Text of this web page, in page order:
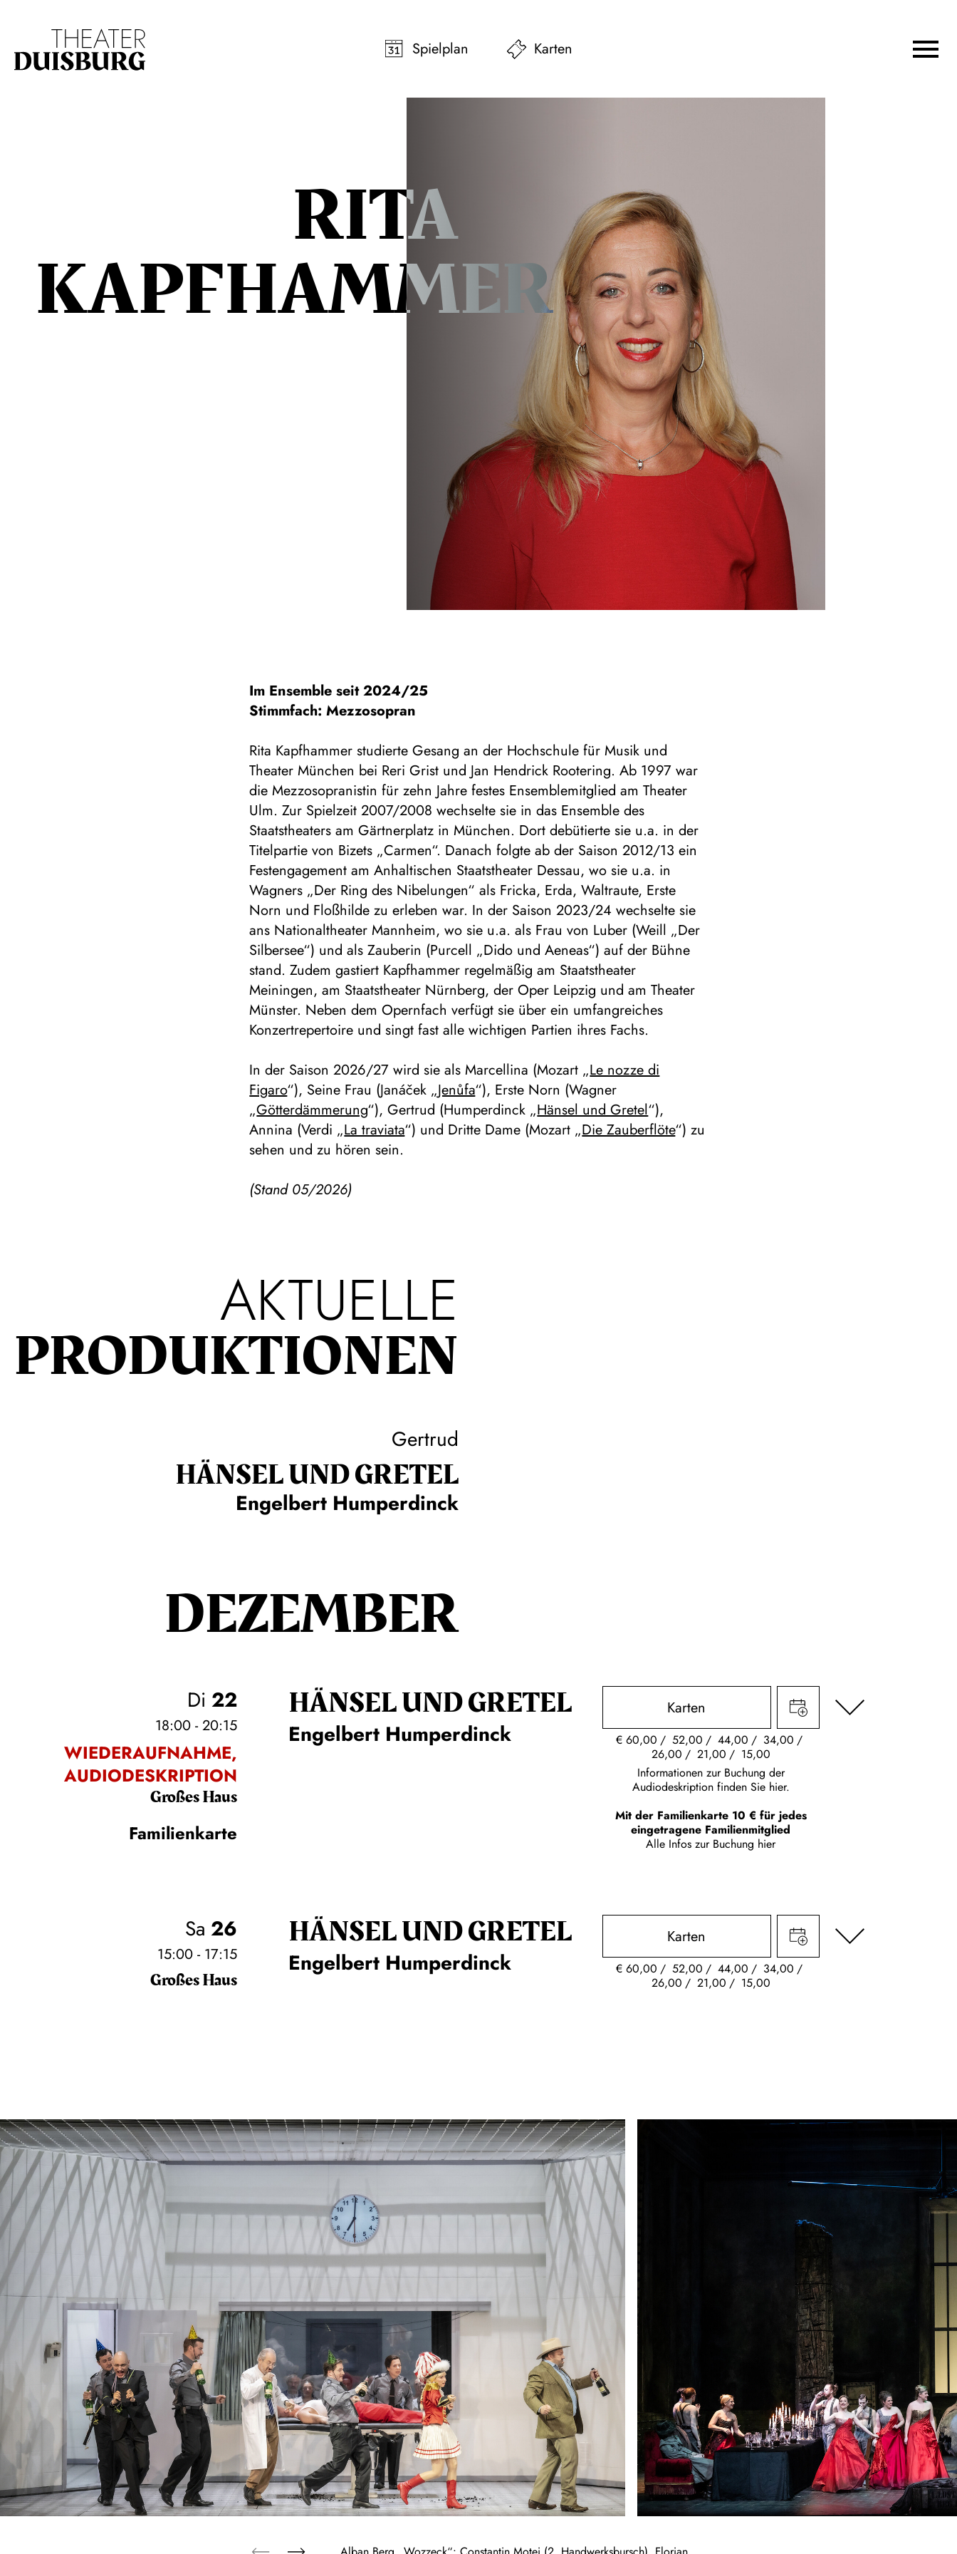
Spielplan
Karten
RITA
KAPFHAMMER
Im Ensemble seit 2024/25
Stimmfach: Mezzosopran
Rita Kapfhammer studierte Gesang an der Hochschule für Musik und
Theater München bei Reri Grist und Jan Hendrick Rootering. Ab 1997 war
die Mezzosopranistin für zehn Jahre festes Ensemblemitglied am Theater
Ulm. Zur Spielzeit 2007/2008 wechselte sie in das Ensemble des
Staatstheaters am Gärtnerplatz in München. Dort debütierte sie u.a. in der
Titelpartie von Bizets „Carmen“. Danach folgte ab der Saison 2012/13 ein
Festengagement am Anhaltischen Staatstheater Dessau, wo sie u.a. in
Wagners „Der Ring des Nibelungen“ als Fricka, Erda, Waltraute, Erste
Norn und Floßhilde zu erleben war. In der Saison 2023/24 wechselte sie
ans Nationaltheater Mannheim, wo sie u.a. als Frau von Luber (Weill „Der
Silbersee“) und als Zauberin (Purcell „Dido und Aeneas“) auf der Bühne
stand. Zudem gastiert Kapfhammer regelmäßig am Staatstheater
Meiningen, am Staatstheater Nürnberg, der Oper Leipzig und am Theater
Münster. Neben dem Opernfach verfügt sie über ein umfangreiches
Konzertrepertoire und singt fast alle wichtigen Partien ihres Fachs.
In der Saison 2026/27 wird sie als Marcellina (Mozart „Le nozze di
Figaro“), Seine Frau (Janáček „Jenůfa“), Erste Norn (Wagner
„Götterdämmerung“), Gertrud (Humperdinck „Hänsel und Gretel“),
Annina (Verdi „La traviata“) und Dritte Dame (Mozart „Die Zauberflöte“) zu
sehen und zu hören sein.
(Stand 05/2026)
AKTUELLE
PRODUKTIONEN
Gertrud
HÄNSEL UND GRETEL
Engelbert Humperdinck
DEZEMBER
Di 22
18:00 - 20:15
WIEDERAUFNAHME,
AUDIODESKRIPTION
Großes Haus
Familienkarte
HÄNSEL UND GRETEL
Engelbert Humperdinck
Karten
€60,00 52,00 44,00
34,00
26,00
21,00
15,00
Informationen zur Buchung der
Audiodeskription finden Sie hier.
Mit der Familienkarte 10 € für jedes
eingetragene Familienmitglied
Alle Infos zur Buchung hier
Sa 26
15:00 - 17:15
Großes Haus
HÄNSEL UND GRETEL
Engelbert Humperdinck
Karten
€60,00 52,00 44,00
34,00
26,00
21,00 15,00